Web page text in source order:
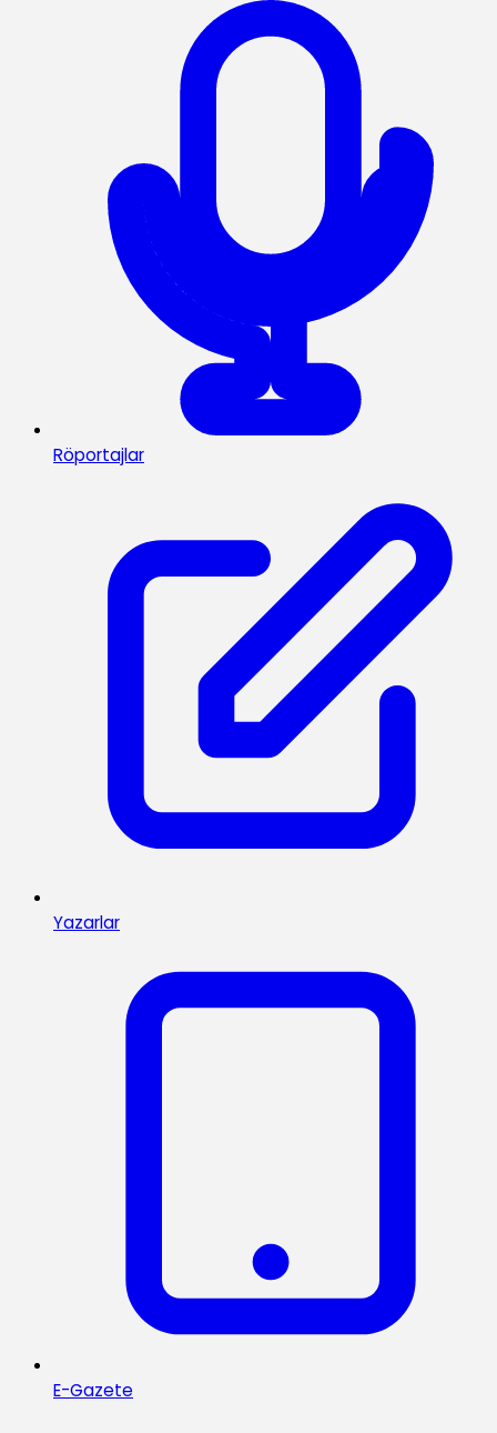
Röportajlar
Yazarlar
E-Gazete